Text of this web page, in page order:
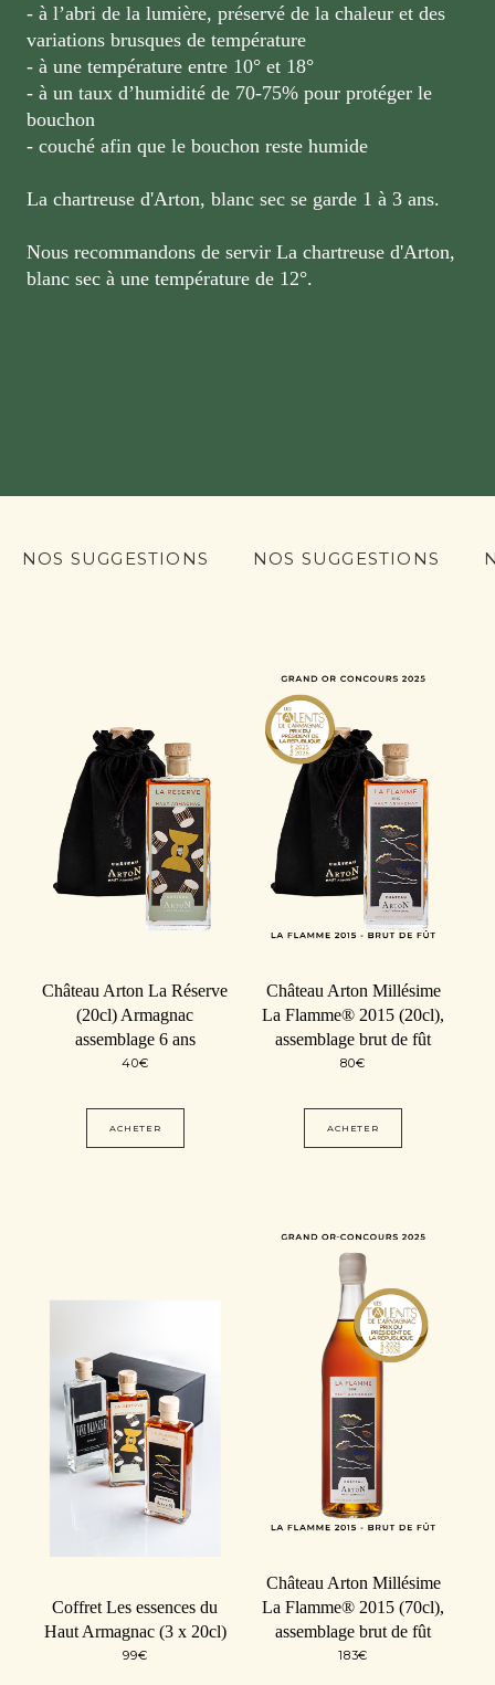
- à l’abri de la lumière, préservé de la chaleur et des
variations brusques de température
- à une température entre 10° et 18°
- à un taux d’humidité de 70-75% pour protéger le
bouchon
- couché afin que le bouchon reste humide
La chartreuse d'Arton, blanc sec se garde 1 à 3 ans.
Nous recommandons de servir La chartreuse d'Arton,
blanc sec à une température de 12°.
NOS SUGGESTIONS NOS SUGGESTIONS
Château Arton La Réserve
(20cl) Armagnac
assemblage 6 ans
40€
ACHETER
Château Arton Millésime
La Flamme® 2015 (20cl),
assemblage brut de fût
80€
ACHETER
Coffret Les essences du
Haut Armagnac (3 x 20cl)
99€
Château Arton Millésime
La Flamme® 2015 (70cl),
assemblage brut de fût
183€